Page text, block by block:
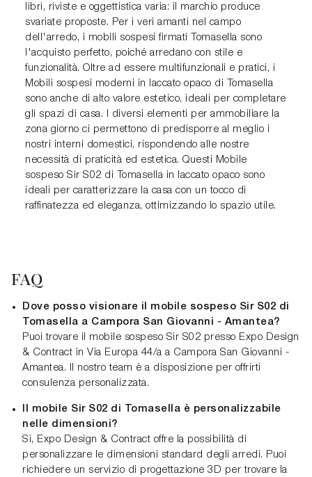
libri, riviste e oggettistica varia: il marchio produce
svariate proposte. Per i veri amanti nel campo
dell'arredo, i mobili sospesi firmati Tomasella sono
l'acquisto perfetto, poiché arredano con stile e
funzionalità. Oltre ad essere multifunzionali e pratici, i
Mobili sospesi moderni in laccato opaco di Tomasella
sono anche di alto valore estetico, ideali per completare
gli spazi di casa. I diversi elementi per ammobiliare la
zona giorno ci permettono di predisporre al meglio i
nostri interni domestici, rispondendo alle nostre
necessità di praticità ed estetica. Questi Mobile
sospeso Sir S02 di Tomasella in laccato opaco sono
ideali per caratterizzare la casa con un tocco di
raffinatezza ed eleganza, ottimizzando lo spazio utile.
FAQ
Dove posso visionare il mobile sospeso Sir S02 di
Tomasella a Campora San Giovanni - Amantea?
Puoi trovare il mobile sospeso Sir S02 presso Expo Design
& Contract in Via Europa 44/a a Campora San Giovanni -
Amantea. Il nostro team è a disposizione per offrirti
consulenza personalizzata.
Il mobile Sir S02 di Tomasella è personalizzabile
nelle dimensioni?
Sì, Expo Design & Contract offre la possibilità di
personalizzare le dimensioni standard degli arredi. Puoi
richiedere un servizio di progettazione 3D per trovare la